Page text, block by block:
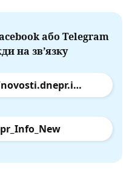
або Telegram
на зв’язку
facebook.com/novosti.dnepr.info